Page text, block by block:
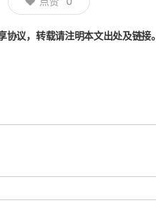
协议，转载请注明本文出处及链接。